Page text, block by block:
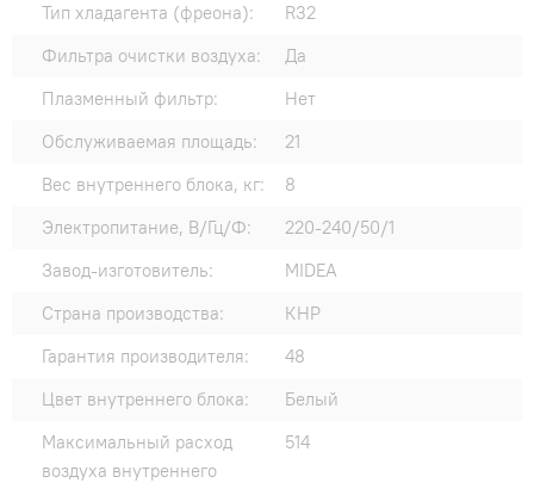
Тип хладагента (фреона):
R32
Фильтра очистки воздуха:
Да
Плазменный фильтр:
Нет
Обслуживаемая площадь:
21
Вес внутреннего блока, кг:
8
Электропитание, В/Гц/Ф:
220-240/50/1
Завод-изготовитель:
MIDEA
Страна производства:
КНР
Гарантия производителя:
48
Цвет внутреннего блока:
Белый
Максимальный расход
воздуха внутреннего
514